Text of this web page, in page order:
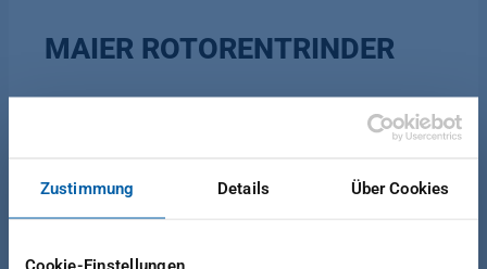
Zustimmung Details Über Cookies
Cookie-Einstellungen
MAIER ROTORENTRINDER
kontinuierliche Entrindung von Rundholz. Die